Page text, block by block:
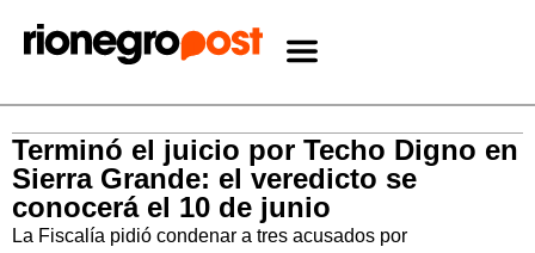
Terminó el juicio por Techo Digno en
Sierra Grande: el veredicto se
conocerá el 10 de junio
La Fiscalía pidió condenar a tres acusados por